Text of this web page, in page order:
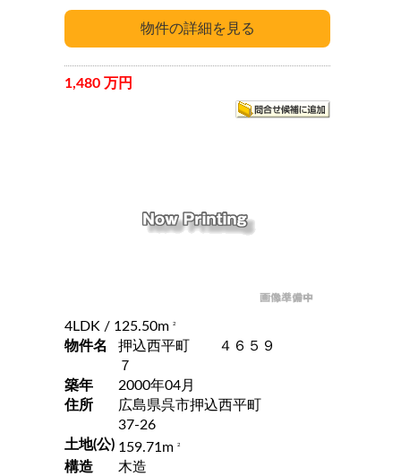
1,480 万円
4LDK / 125.50m 2
物件名
押込西平町 ４６５９
７
築年
2000年04月
住所
広島県呉市押込西平町
37-26
土地(公) 159.71m 2
構造 木造